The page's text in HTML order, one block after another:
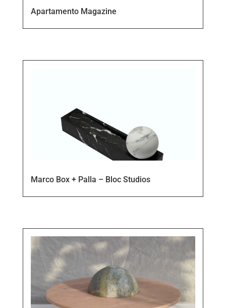
Apartamento Magazine
Marco Box + Palla – Bloc Studios